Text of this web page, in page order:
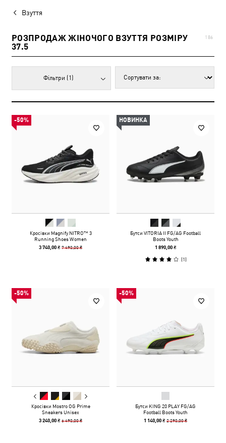
Взуття
РОЗПРОДАЖ ЖІНОЧОГО ВЗУТТЯ РОЗМІРУ
37.5
186
Фільтри (1)
-50%
Кросівки Magnify NITRO™ 3
Running Shoes Women
3 740,00 ₴7 490,00 ₴
НОВИНКА
Бутси VITORIA II FG/AG Football
Boots Youth
1 890,00 ₴
(1)
-50%
Кросівки Mostro OG Prime
Sneakers Unisex
3 240,00 ₴6 490,00 ₴
-50%
Бутси KING 20 PLAY FG/AG
Football Boots Youth
1 140,00 ₴2 290,00 ₴